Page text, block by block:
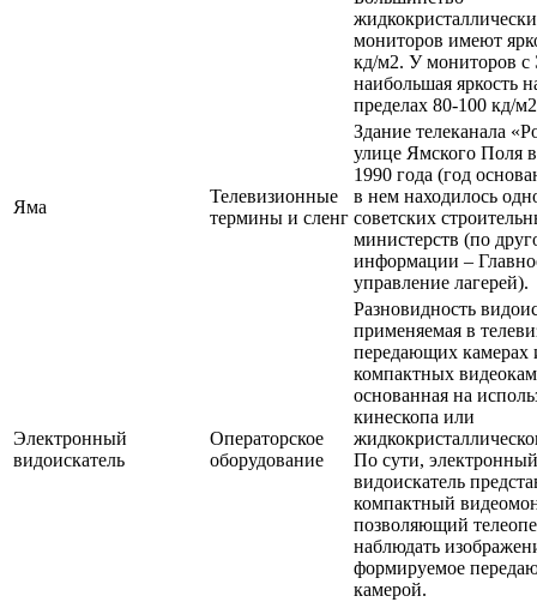
мониторов имеют
кд/м2. У мониторов
наибольшая яркость
пределах 80-100 кд/
Яма
Телевизионные
термины и сленг
Здание телеканала
улице Ямского Поля
1990 года (год
в нем находилось
советских
министерств (по
информации –
управление лагерей).
Электронный
видоискатель
Операторское
оборудование
Разновидность
применяемая в
передающих камерах
компактных
основанная на
кинескопа или
По сути, электронный
видоискатель
компактный
позволяющий
наблюдать
формируемое
камерой.